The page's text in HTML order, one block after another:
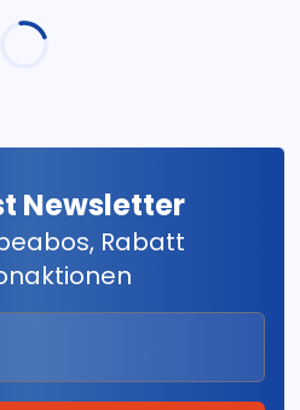
Newsletter
Rabatt